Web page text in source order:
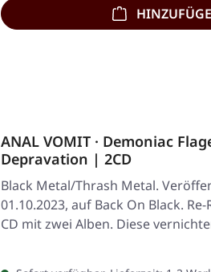
ANAL VOMIT · Demoniac
Depravation | 2CD
Black Metal/Thrash Metal.
01.10.2023, auf Back On Black.
CD mit zwei Alben. Diese